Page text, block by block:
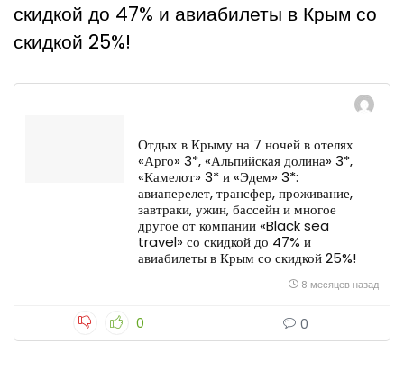
скидкой до 47% и авиабилеты в Крым со
скидкой 25%!
Отдых в Крыму на 7 ночей в отелях
«Арго» 3*, «Альпийская долина» 3*,
«Камелот» 3* и «Эдем» 3*:
авиаперелет, трансфер, проживание,
завтраки, ужин, бассейн и многое
другое от компании «Black sea
travel» со скидкой до 47% и
авиабилеты в Крым со скидкой 25%!
8 месяцев назад
0 0